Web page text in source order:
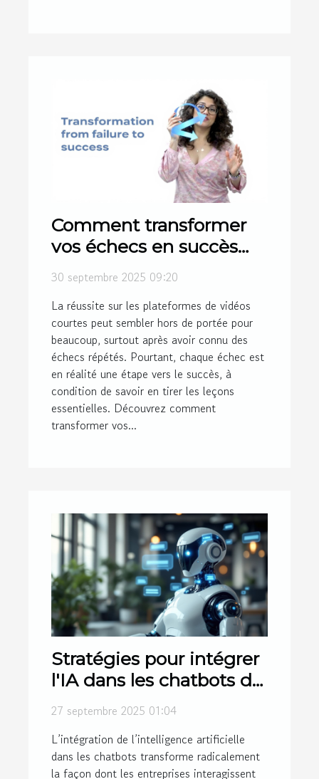
Comment transformer
vos échecs en succès
sur les plateformes de
vidéos courtes ?
30 septembre 2025 09:20
La réussite sur les plateformes de vidéos
courtes peut sembler hors de portée pour
beaucoup, surtout après avoir connu des
échecs répétés. Pourtant, chaque échec est
en réalité une étape vers le succès, à
condition de savoir en tirer les leçons
essentielles. Découvrez comment
transformer vos...
Stratégies pour intégrer
l'IA dans les chatbots de
manière efficace
27 septembre 2025 01:04
L’intégration de l’intelligence artificielle
dans les chatbots transforme radicalement
la façon dont les entreprises interagissent